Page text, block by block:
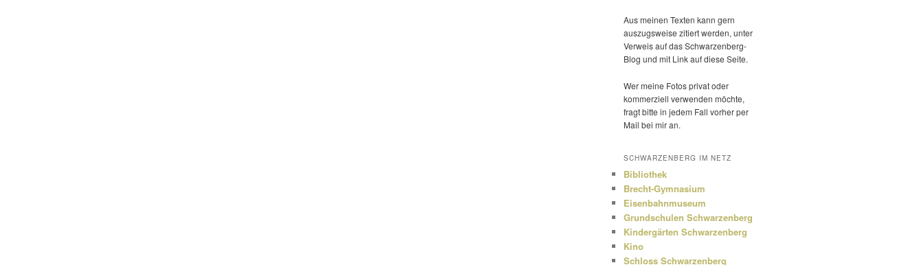
Aus meinen Texten kann gern
auszugs­weise zitiert werden, unter
Verweis auf das Schwarzenberg-
Blog und mit Link auf diese Seite.
Wer meine Fotos privat oder
kommer­ziell verwenden möchte,
fragt bitte in jedem Fall vorher per
Mail bei mir an.
SCHWARZENBERG IM NETZ
Bibliothek
Brecht-Gymnasium
Eisenbahnmuseum
Grundschulen Schwarzenberg
Kindergärten Schwarzenberg
Kino
Schloss Schwarzenberg